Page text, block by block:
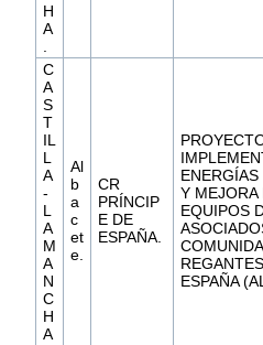
H
A
C
A
S
T
IL
L
A
-
L
A
M
A
N
C
H
A
Al
b
a
c
et
e.
CR
PRÍNCIP
E DE
ESPAÑA.
Y MEJORA
EQUIPOS
ESPAÑA